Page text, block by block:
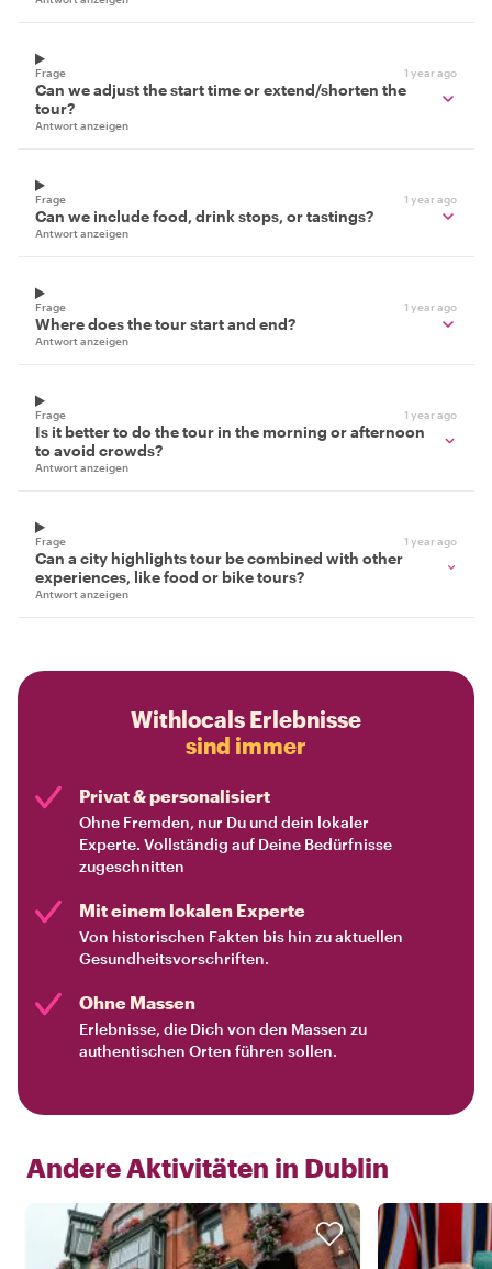
Frage 1 year ago
Can we adjust the start time or extend/shorten the
tour?
Antwort anzeigen
Frage 1 year ago
Can we include food, drink stops, or tastings?
Antwort anzeigen
Frage 1 year ago
Where does the tour start and end?
Antwort anzeigen
Frage 1 year ago
Is it better to do the tour in the morning or afternoon
to avoid crowds?
Antwort anzeigen
Frage 1 year ago
Can a city highlights tour be combined with other
experiences, like food or bike tours?
Antwort anzeigen
Withlocals Erlebnisse
sind immer
Privat & personalisiert
Ohne Fremden, nur Du und dein lokaler
Experte. Vollständig auf Deine Bedürfnisse
zugeschnitten
Mit einem lokalen Experte
Von historischen Fakten bis hin zu aktuellen
Gesundheitsvorschriften.
Ohne Massen
Erlebnisse, die Dich von den Massen zu
authentischen Orten führen sollen.
Andere Aktivitäten in Dublin